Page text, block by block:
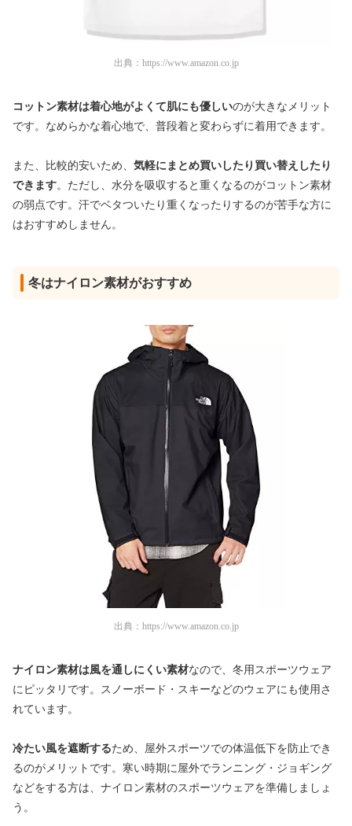
出典： https://www.amazon.co.jp
コットン素材は着心地がよくて肌にも優しいのが大きなメリット
です。なめらかな着心地で、普段着と変わらずに着用できます。
また、比較的安いため、 気軽にまとめ買いしたり買い替えしたり
できます。ただし、水分を吸収すると重くなるのがコットン素材
の弱点です。汗でベタついたり重くなったりするのが苦手な方に
はおすすめしません。
冬はナイロン素材がおすすめ
出典： https://www.amazon.co.jp
ナイロン素材は風を通しにくい素材なので、冬用スポーツウェア
にピッタリです。スノーボード・スキーなどのウェアにも使用さ
れています。
冷たい風を遮断するため、屋外スポーツでの体温低下を防止でき
るのがメリットです。寒い時期に屋外でランニング・ジョギング
などをする方は、ナイロン素材のスポーツウェアを準備しましょ
う。